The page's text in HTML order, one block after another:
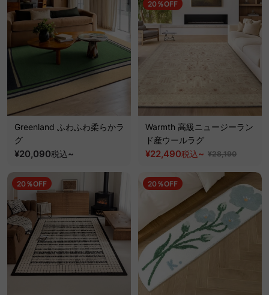
Greenland ふわふわ柔らかラ
グ
¥20,090税込~
20％OFF
Warmth 高級ニュージーラン
ド産ウールラグ
¥22,490税込~ ¥28,190
20％OFF 20％OFF